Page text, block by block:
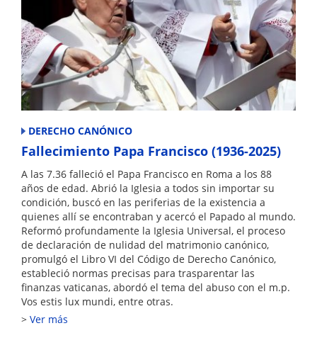
DERECHO CANÓNICO
Fallecimiento Papa Francisco (1936-2025)
A las 7.36 falleció el Papa Francisco en Roma a los 88
años de edad. Abrió la Iglesia a todos sin importar su
condición, buscó en las periferias de la existencia a
quienes allí se encontraban y acercó el Papado al mundo.
Reformó profundamente la Iglesia Universal, el proceso
de declaración de nulidad del matrimonio canónico,
promulgó el Libro VI del Código de Derecho Canónico,
estableció normas precisas para trasparentar las
finanzas vaticanas, abordó el tema del abuso con el m.p.
Vos estis lux mundi, entre otras.
Ver más